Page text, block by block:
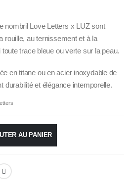
nombril Love Letters x LUZ sont
rouille, au ternissement et à la
trace bleue ou verte sur la peau.
en titane ou en acier inoxydable de
durabilité et élégance intemporelle.
AU PANIER